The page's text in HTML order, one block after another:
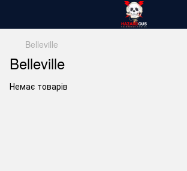
Belleville
Belleville
Немає товарів